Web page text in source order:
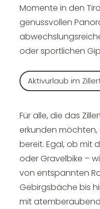
Momente in den
genussvollen
oder sportlichen
Aktivurlaub im
Für alle, die das
erkunden möchten,
bereit. Egal, ob mit
oder Gravelbike –
von entspannten
Gebirgsbäche bis
mit